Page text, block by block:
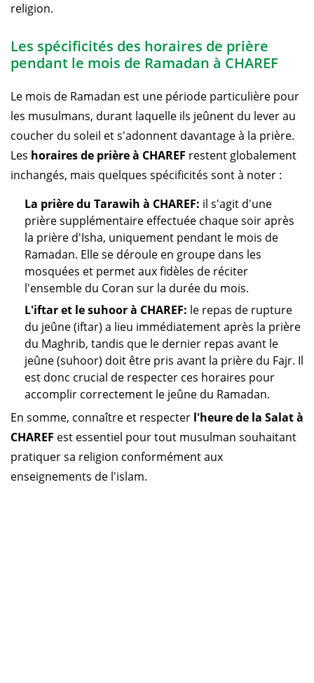
religion.
Les spécificités des horaires de prière
pendant le mois de Ramadan à CHAREF
Le mois de Ramadan est une période particulière pour
les musulmans, durant laquelle ils jeûnent du lever au
coucher du soleil et s'adonnent davantage à la prière.
Les horaires de prière à CHAREF restent globalement
inchangés, mais quelques spécificités sont à noter :
La prière du Tarawih à CHAREF: il s'agit d'une
prière supplémentaire effectuée chaque soir après
la prière d'Isha, uniquement pendant le mois de
Ramadan. Elle se déroule en groupe dans les
mosquées et permet aux fidèles de réciter
l'ensemble du Coran sur la durée du mois.
L'iftar et le suhoor à CHAREF: le repas de rupture
du jeûne (iftar) a lieu immédiatement après la prière
du Maghrib, tandis que le dernier repas avant le
jeûne (suhoor) doit être pris avant la prière du Fajr. Il
est donc crucial de respecter ces horaires pour
accomplir correctement le jeûne du Ramadan.
En somme, connaître et respecter l'heure de la Salat à
CHAREF est essentiel pour tout musulman souhaitant
pratiquer sa religion conformément aux
enseignements de l'islam.